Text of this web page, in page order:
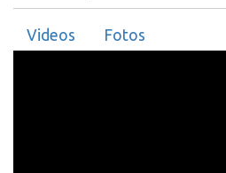
Videos Fotos